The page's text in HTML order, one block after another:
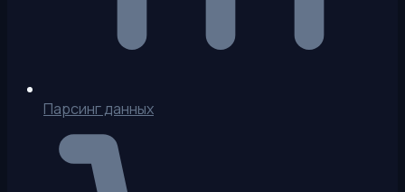
Парсинг данных